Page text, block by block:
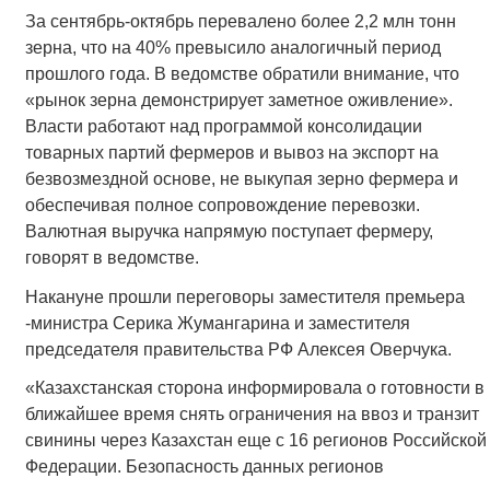
За сентябрь-октябрь перевалено более 2,2 млн тонн
зерна, что на 40% превысило аналогичный период
прошлого года. В ведомстве обратили внимание, что
«рынок зерна демонстрирует заметное оживление».
Власти работают над программой консолидации
товарных партий фермеров и вывоз на экспорт на
безвозмездной основе, не выкупая зерно фермера и
обеспечивая полное сопровождение перевозки.
Валютная выручка напрямую поступает фермеру,
говорят в ведомстве.
Накануне прошли переговоры заместителя премьера
-министра Серика Жумангарина и заместителя
председателя правительства РФ Алексея Оверчука.
«Казахстанская сторона информировала о готовности в
ближайшее время снять ограничения на ввоз и транзит
свинины через Казахстан еще с 16 регионов Российской
Федерации. Безопасность данных регионов